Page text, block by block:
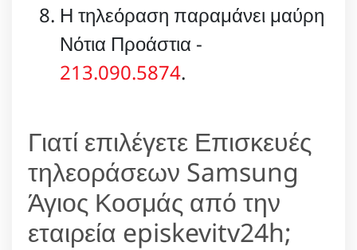
Η τηλεόραση παραμάνει μαύρη
Νότια Προάστια -
213.090.5874.
Γιατί επιλέγετε Επισκευές
τηλεοράσεων Samsung
Άγιος Κοσμάς από την
εταιρεία episkevitv24h;